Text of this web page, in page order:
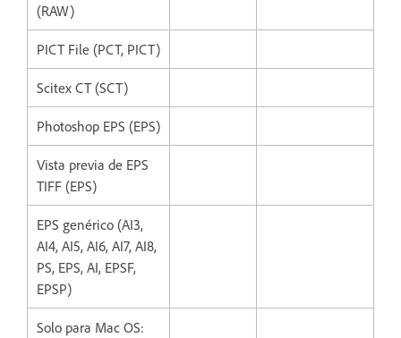
(RAW)
PICT File (PCT, PICT)
Scitex CT (SCT)
Photoshop EPS (EPS)
Vista previa de EPS
TIFF (EPS)
EPS genérico (AI3,
AI4, AI5, AI6, AI7, AI8,
PS, EPS, AI, EPSF,
EPSP)
Solo para Mac OS: